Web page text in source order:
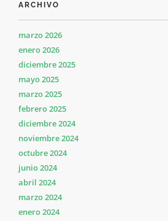
ARCHIVO
marzo 2026
enero 2026
diciembre 2025
mayo 2025
marzo 2025
febrero 2025
diciembre 2024
noviembre 2024
octubre 2024
junio 2024
abril 2024
marzo 2024
enero 2024